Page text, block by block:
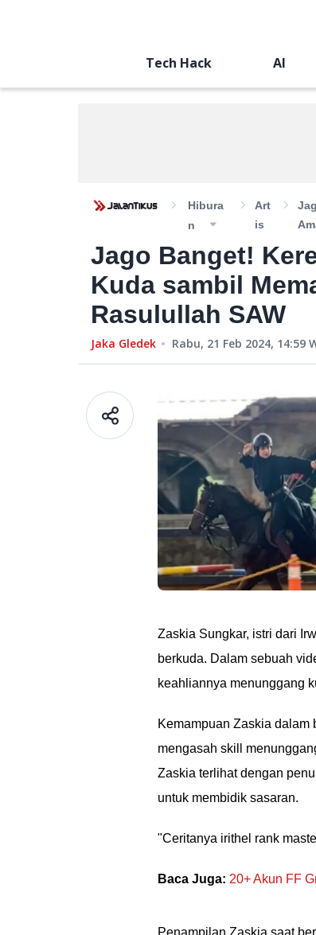
Tech Hack AI
Hibura
N
Art
Is
Jago Banget!
Kuda sambil
Rasulullah SAW
Jaka Gledek Rabu, 21 Feb 2024, 14:59
Zaskia Sungkar, istri dari
berkuda. Dalam sebuah
keahliannya menunggang
Kemampuan Zaskia dalam
mengasah skill
Zaskia terlihat dengan
untuk membidik sasaran.
"Ceritanya irithel rank
Baca Juga: 20+ Akun FF
Penampilan Zaskia saat